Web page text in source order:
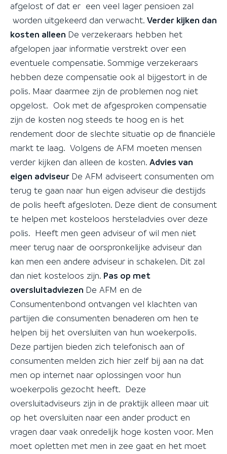
afgelost of dat er een veel lager pensioen zal
worden uitgekeerd dan verwacht. Verder kijken dan
kosten alleen De verzekeraars hebben het
afgelopen jaar informatie verstrekt over een
eventuele compensatie. Sommige verzekeraars
hebben deze compensatie ook al bijgestort in de
polis. Maar daarmee zijn de problemen nog niet
opgelost. Ook met de afgesproken compensatie
zijn de kosten nog steeds te hoog en is het
rendement door de slechte situatie op de financiële
markt te laag. Volgens de AFM moeten mensen
verder kijken dan alleen de kosten. Advies van
eigen adviseur De AFM adviseert consumenten om
terug te gaan naar hun eigen adviseur die destijds
de polis heeft afgesloten. Deze dient de consument
te helpen met kosteloos hersteladvies over deze
polis. Heeft men geen adviseur of wil men niet
meer terug naar de oorspronkelijke adviseur dan
kan men een andere adviseur in schakelen. Dit zal
dan niet kosteloos zijn. Pas op met
oversluitadviezen De AFM en de
Consumentenbond ontvangen vel klachten van
partijen die consumenten benaderen om hen te
helpen bij het oversluiten van hun woekerpolis.
Deze partijen bieden zich telefonisch aan of
consumenten melden zich hier zelf bij aan na dat
men op internet naar oplossingen voor hun
woekerpolis gezocht heeft. Deze
oversluitadviseurs zijn in de praktijk alleen maar uit
op het oversluiten naar een ander product en
vragen daar vaak onredelijk hoge kosten voor. Men
moet opletten met men in zee gaat en het moet